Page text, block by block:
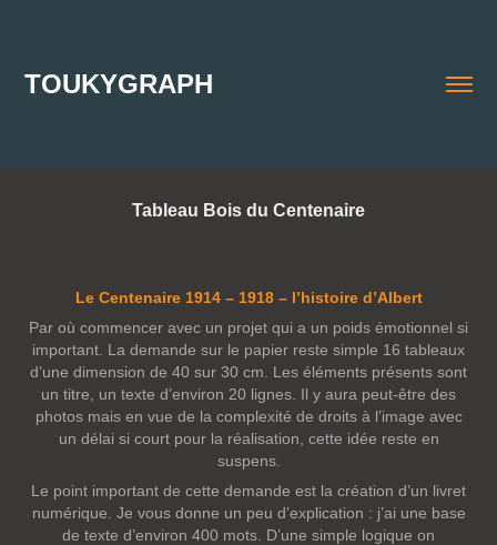
TOUKYGRAPH
Tableau Bois du Centenaire
Le Centenaire 1914 – 1918 – l’histoire d’Albert
Par où commencer avec un projet qui a un poids émotionnel si
important. La demande sur le papier reste simple 16 tableaux
d’une dimension de 40 sur 30 cm. Les éléments présents sont
un titre, un texte d’environ 20 lignes. Il y aura peut-être des
photos mais en vue de la complexité de droits à l’image avec
un délai si court pour la réalisation, cette idée reste en
suspens.
Le point important de cette demande est la création d’un livret
numérique. Je vous donne un peu d’explication : j’ai une base
de texte d’environ 400 mots. D’une simple logique on